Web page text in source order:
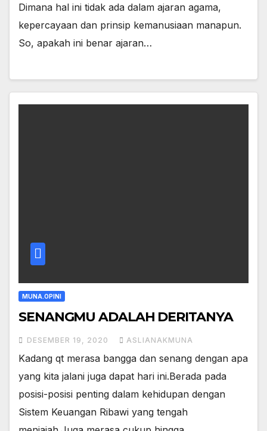
Dimana hal ini tidak ada dalam ajaran agama,
kepercayaan dan prinsip kemanusiaan manapun.
So, apakah ini benar ajaran…
MUNA.OPINI
SENANGMU ADALAH DERITANYA
DESEMBER 19, 2020 ASLIANAKMUNA
Kadang qt merasa bangga dan senang dengan apa
yang kita jalani juga dapat hari ini.Berada pada
posisi-posisi penting dalam kehidupan dengan
Sistem Keuangan Ribawi yang tengah